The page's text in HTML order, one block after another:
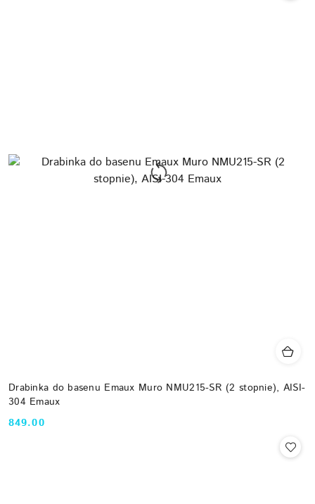
Drabinka do basenu Emaux Muro NMU215-SR (2 stopnie), AISI-
304 Emaux
Cena:
849.00